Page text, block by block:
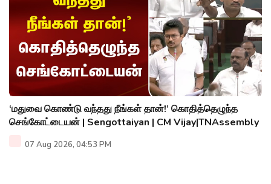
‘மதுவை கொண்டு வந்தது நீங்கள் தான்!’ கொதித்தெழுந்த
செங்கோட்டையன் | Sengottaiyan | CM Vijay|TNAssembly
07 Aug 2026, 04:53 PM